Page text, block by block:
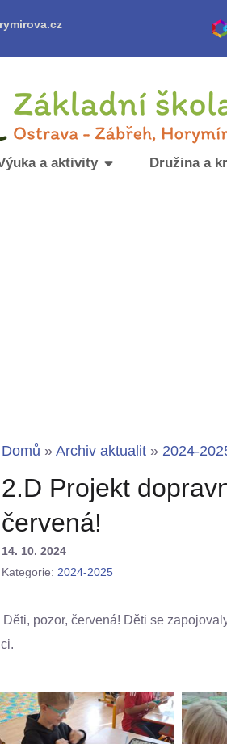
a aktivity Družina a
Domů » Archiv aktualit » 2024-
2.D Projekt
červená!
14. 10. 2024
Kategorie: 2024-2025
pozor, červená! Děti se